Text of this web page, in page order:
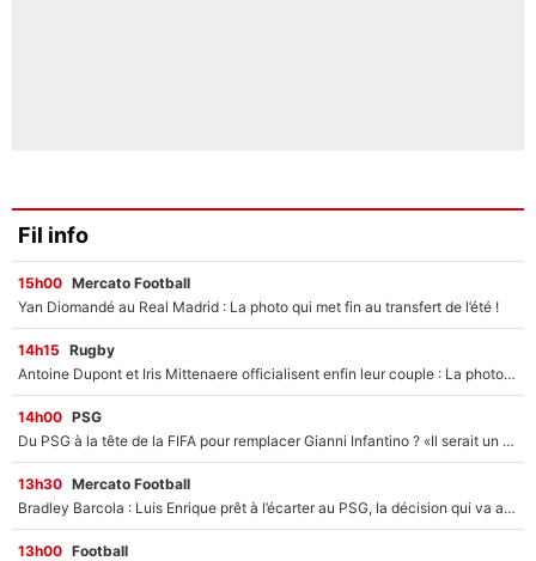
Fil info
15h00 Mercato Football
Yan Diomandé au Real Madrid : La photo qui met fin au transfert de l’été !
14h15 Rugby
Antoine Dupont et Iris Mittenaere officialisent enfin leur couple : La photo qui enflamme les réseaux sociaux
14h00 PSG
Du PSG à la tête de la FIFA pour remplacer Gianni Infantino ? «Il serait un mauvais président», le patron de la Liga s'attaque à Nasser Al-Khelaïfi !
13h30 Mercato Football
Bradley Barcola : Luis Enrique prêt à l’écarter au PSG, la décision qui va accélérer son transfert à Liverpool ?
13h00 Football